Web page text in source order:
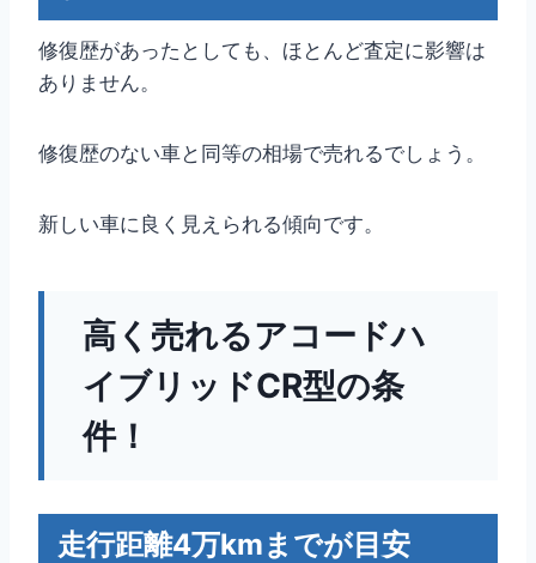
修復歴があったとしても、ほとんど査定に影響は
ありません。
修復歴のない車と同等の相場で売れるでしょう。
新しい車に良く見えられる傾向です。
高く売れるアコードハ
イブリッドCR型の条
件！
走行距離4万kmまでが目安